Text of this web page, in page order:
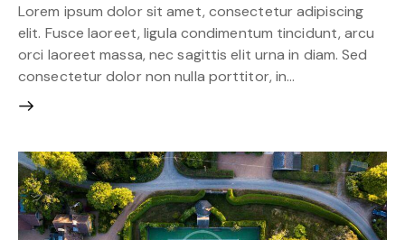
Lorem ipsum dolor sit amet, consectetur adipiscing
elit. Fusce laoreet, ligula condimentum tincidunt, arcu
orci laoreet massa, nec sagittis elit urna in diam. Sed
consectetur dolor non nulla porttitor, in…